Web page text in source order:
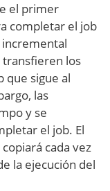
el primer
completar el job
transfieren los
que sigue al
las
y se
el job. El
cada vez
la ejecución del